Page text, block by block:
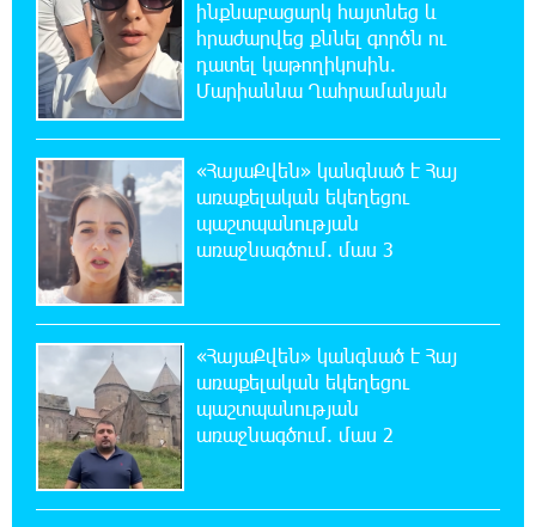
Կաթողիկոսի նկատմամբ իրականացվող
բռնադատավարությունը միահեծան
իշխանության հետևանք է. Հանրային Դաշինք
Մեր երկրում իշխանության և ընդդիմության
անվերջանալի պայքարում տուժում է միայն
ու միայն ՀՀ քաղաքացին. Աննա Կոստանյան
20:49:35 7-08-2026
Փրկարարները հայտանաբերել են մոլորված
զբոսաշրջիկներին
20:39:24 7-08-2026
ԼՀԿ-ն պահանջում է դադարեցնել Գարեգին
Բ-ի և եպիսկոպոսների դեմ քրեական
հետապնդումը
ինքնաբացարկ հայտնեց և
հրաժարվեց քննել գործն ու
դատել կաթողիկոսին.
Մարիաննա Ղահրամանյան
«ՀայաՔվեն» կանգնած է Հայ
առաքելական եկեղեցու
պաշտպանության
առաջնագծում. մաս 3
«ՀայաՔվեն» կանգնած է Հայ
առաքելական եկեղեցու
պաշտպանության
առաջնագծում. մաս 2